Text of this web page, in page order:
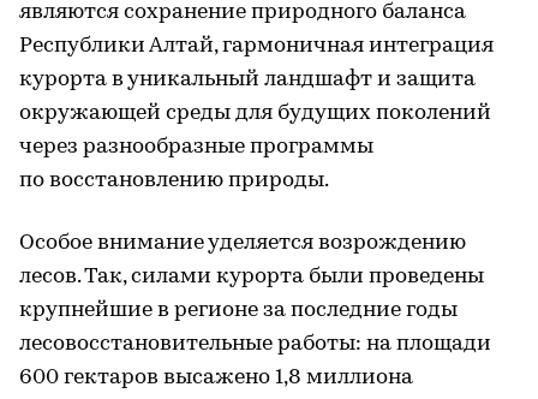
являются сохранение природного баланса
Республики Алтай, гармоничная интеграция
курорта в уникальный ландшафт и защита
окружающей среды для будущих поколений
через разнообразные программы
по восстановлению природы.
Особое внимание уделяется возрождению
лесов. Так, силами курорта были проведены
крупнейшие в регионе за последние годы
лесовосстановительные работы: на площади
600 гектаров высажено 1,8 миллиона